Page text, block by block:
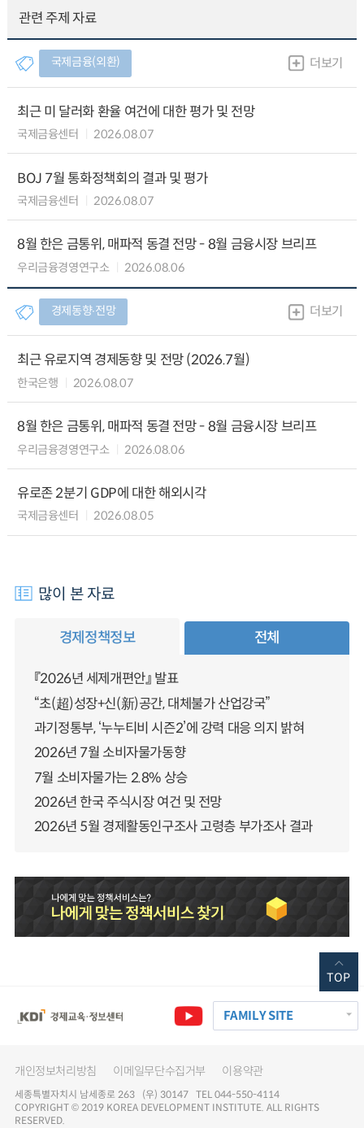
관련 주제 자료
국제금융(외환) 더보기
최근 미 달러화 환율 여건에 대한 평가 및 전망
국제금융센터 2026.08.07
BOJ 7월 통화정책회의 결과 및 평가
국제금융센터 2026.08.07
8월 한은 금통위, 매파적 동결 전망 - 8월 금융시장 브리프
우리금융경영연구소 2026.08.06
경제동향∙전망 더보기
최근 유로지역 경제동향 및 전망 (2026.7월)
한국은행 2026.08.07
8월 한은 금통위, 매파적 동결 전망 - 8월 금융시장 브리프
우리금융경영연구소 2026.08.06
유로존 2분기 GDP에 대한 해외시각
국제금융센터 2026.08.05
많이 본 자료
경제정책정보 전체
『2026년 세제개편안』 발표
“초(超)성장+신(新)공간, 대체불가 산업강국”
과기정통부, ‘누누티비 시즌2’에 강력 대응 의지 밝혀
2026년 7월 소비자물가동향
7월 소비자물가는 2.8% 상승
2026년 한국 주식시장 여건 및 전망
2026년 5월 경제활동인구조사 고령층 부가조사 결과
FAMILY SITE
개인정보처리방침 이메일무단수집거부 이용약관
세종특별자치시 남세종로 263 (우) 30147 TEL 044-550-4114
COPYRIGHT © 2019 KOREA DEVELOPMENT INSTITUTE. ALL RIGHTS
RESERVED.
TOP